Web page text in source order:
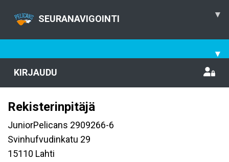
SEURANAVIGOINTI ▾
▾
KIRJAUDU
Rekisterinpitäjä
JuniorPelicans 2909266-6
Svinhufvudinkatu 29
15110 Lahti